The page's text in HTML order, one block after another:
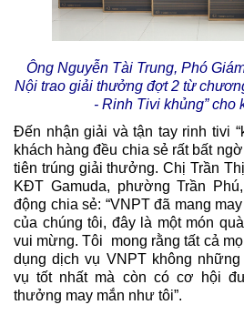
Ông Nguyễn Tài Trung, Phó
Nội trao giải thưởng đợt 2 từ
- Rinh Tivi khủng” cho
Đến nhận giải và tận tay rinh tivi
khách hàng đều chia sẻ rất bất
tiên trúng giải thưởng. Chị Trần
KĐT Gamuda, phường Trần
động chia sẻ: “VNPT đã mang
của chúng tôi, đây là một món
vui mừng. Tôi mong rằng tất cả
dụng dịch vụ VNPT không
vụ tốt nhất mà còn có cơ hội
thưởng may mắn như tôi”.